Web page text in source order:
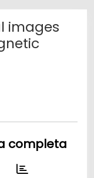
images
completa